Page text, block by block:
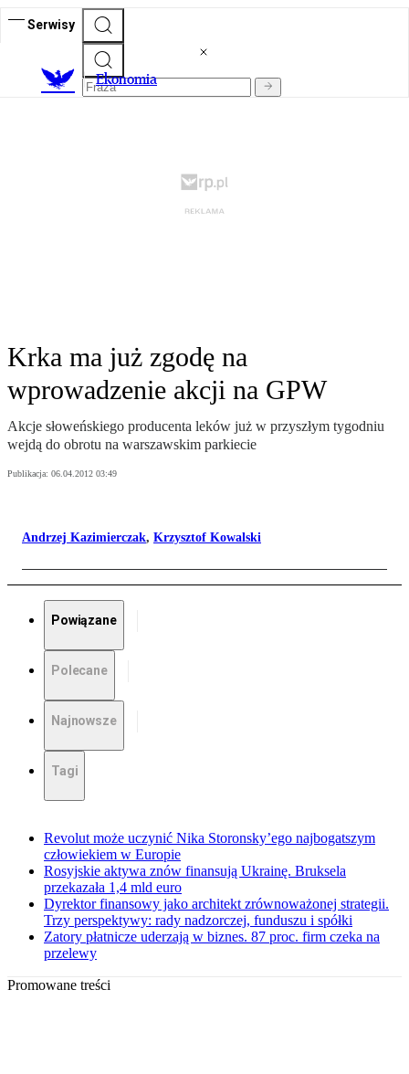
Serwisy
Ekonomia
Krka ma już zgodę na
wprowadzenie akcji na GPW
Ak­cje sło­weń­skie­go pro­du­cen­ta le­ków już w przy­szłym ty­go­dniu
wej­dą do ob­ro­tu na war­szaw­skim par­kie­cie
Publikacja: 06.04.2012 03:49
Andrzej Kazimierczak, Krzysztof Kowalski
Powiązane
Polecane
Najnowsze
Tagi
Revolut może uczynić Nika Storonsky’ego najbogatszym
człowiekiem w Europie
Rosyjskie aktywa znów finansują Ukrainę. Bruksela
przekazała 1,4 mld euro
Dyrektor finansowy jako architekt zrównoważonej strategii.
Trzy perspektywy: rady nadzorczej, funduszu i spółki
Zatory płatnicze uderzają w biznes. 87 proc. firm czeka na
przelewy
Promowane treści